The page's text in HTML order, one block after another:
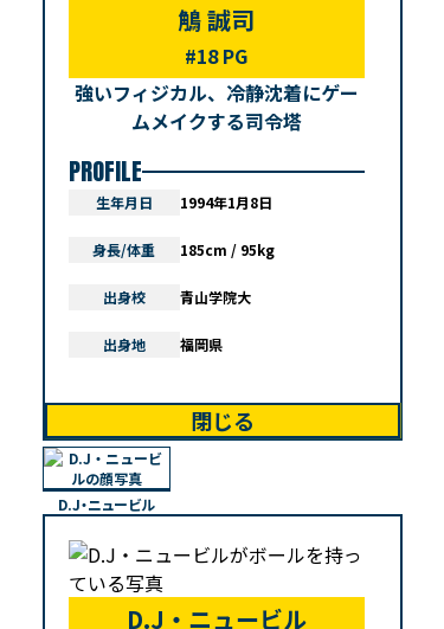
鵤 誠司
#18 PG
強いフィジカル、冷静沈着にゲー
ムメイクする司令塔
PROFILE
生年月日 1994年1月8日
身長/体重 185cm / 95kg
出身校 青山学院大
出身地 福岡県
閉じる
D.J・ニュービル
D.J・ニュービル